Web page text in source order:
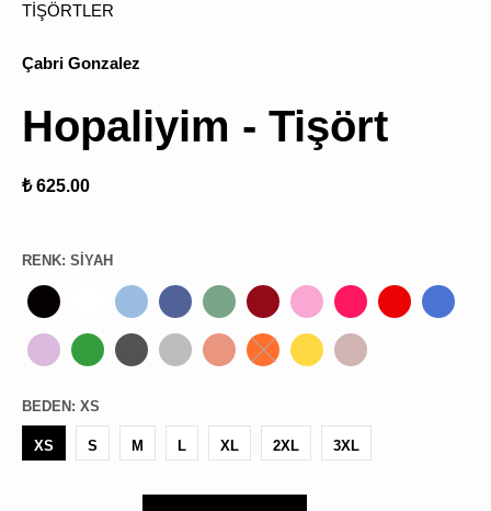
TİŞÖRTLER
Çabri Gonzalez
Hopaliyim - Tişört
₺ 625.00
RENK: SIYAH
BEDEN : XS
XS S M L XL 2XL 3XL